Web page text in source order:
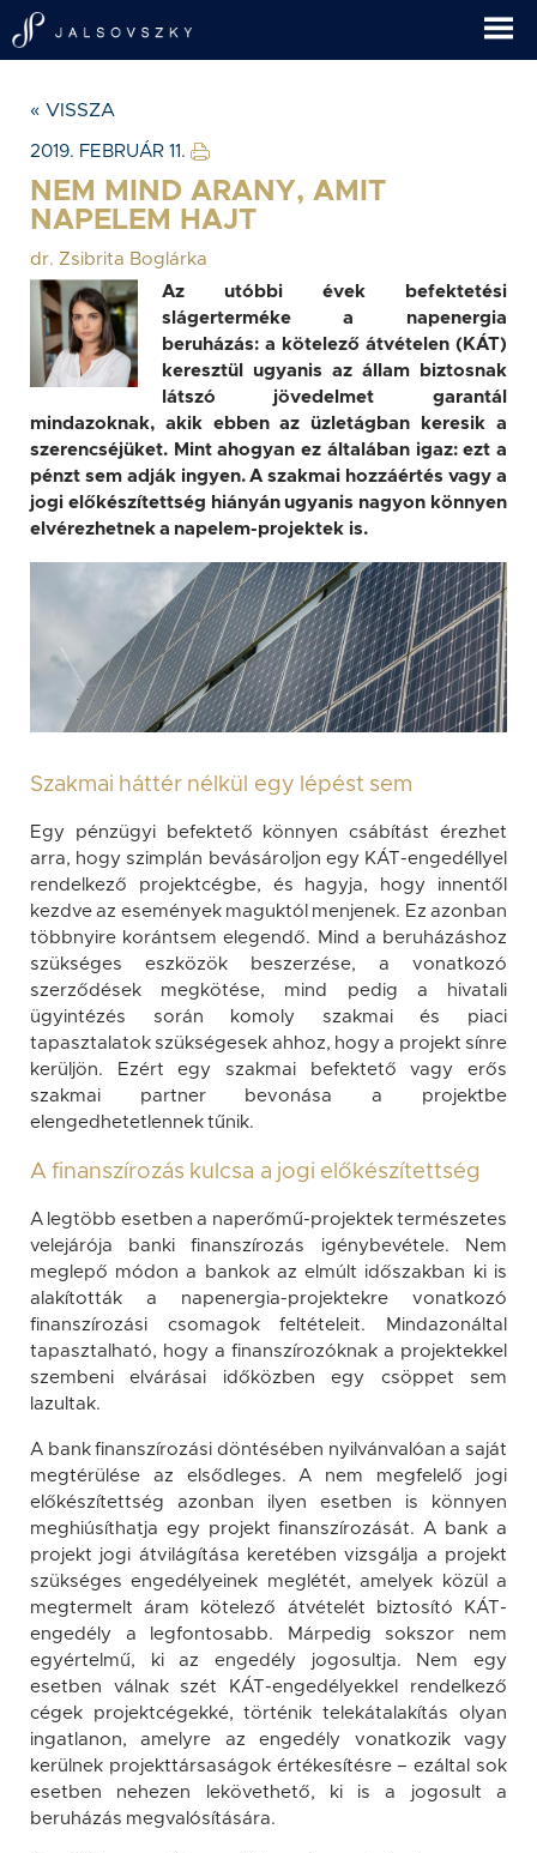
« VISSZA
2019. FEBRUÁR 11.
NEM MIND ARANY, AMIT
NAPELEM HAJT
dr. Zsibrita Boglárka
Az utóbbi évek befektetési
slágerterméke a napenergia
beruházás: a kötelező átvételen (KÁT)
keresztül ugyanis az állam biztosnak
látszó jövedelmet garantál
mindazoknak, akik ebben az üzletágban keresik a
szerencséjüket. Mint ahogyan ez általában igaz: ezt a
pénzt sem adják ingyen. A szakmai hozzáértés vagy a
jogi előkészítettség hiányán ugyanis nagyon könnyen
elvérezhetnek a napelem-projektek is.
Szakmai háttér nélkül egy lépést sem
Egy pénzügyi befektető könnyen csábítást érezhet
arra, hogy szimplán bevásároljon egy KÁT-engedéllyel
rendelkező projektcégbe, és hagyja, hogy innentől
kezdve az események maguktól menjenek. Ez azonban
többnyire korántsem elegendő. Mind a beruházáshoz
szükséges eszközök beszerzése, a vonatkozó
szerződések megkötése, mind pedig a hivatali
ügyintézés során komoly szakmai és piaci
tapasztalatok szükségesek ahhoz, hogy a projekt sínre
kerüljön. Ezért egy szakmai befektető vagy erős
szakmai partner bevonása a projektbe
elengedhetetlennek tűnik.
A finanszírozás kulcsa a jogi előkészítettség
A legtöbb esetben a naperőmű-projektek természetes
velejárója banki finanszírozás igénybevétele. Nem
meglepő módon a bankok az elmúlt időszakban ki is
alakították a napenergia-projektekre vonatkozó
finanszírozási csomagok feltételeit. Mindazonáltal
tapasztalható, hogy a finanszírozóknak a projektekkel
szembeni elvárásai időközben egy csöppet sem
lazultak.
A bank finanszírozási döntésében nyilvánvalóan a saját
megtérülése az elsődleges. A nem megfelelő jogi
előkészítettség azonban ilyen esetben is könnyen
meghiúsíthatja egy projekt finanszírozását. A bank a
projekt jogi átvilágítása keretében vizsgálja a projekt
szükséges engedélyeinek meglétét, amelyek közül a
megtermelt áram kötelező átvételét biztosító KÁT-
engedély a legfontosabb. Márpedig sokszor nem
egyértelmű, ki az engedély jogosultja. Nem egy
esetben válnak szét KÁT-engedélyekkel rendelkező
cégek projektcégekké, történik telekátalakítás olyan
ingatlanon, amelyre az engedély vonatkozik vagy
kerülnek projekttársaságok értékesítésre – ezáltal sok
esetben nehezen lekövethető, ki is a jogosult a
beruházás megvalósítására.